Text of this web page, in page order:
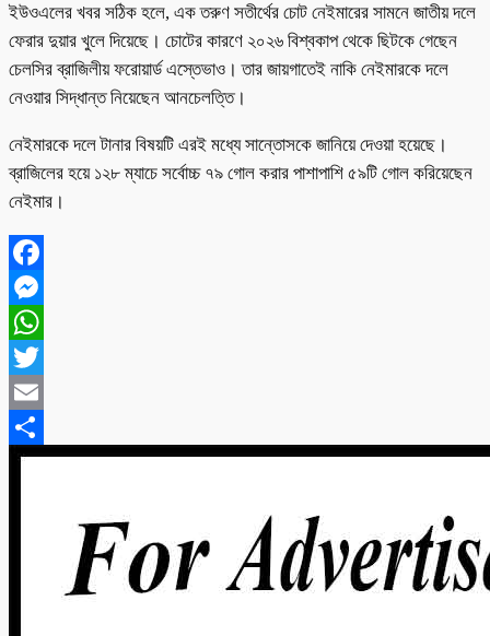
ইউওএলের খবর সঠিক হলে, এক তরুণ সতীর্থের চোট নেইমারের সামনে জাতীয় দলে
ফেরার দুয়ার খুলে দিয়েছে। চোটের কারণে ২০২৬ বিশ্বকাপ থেকে ছিটকে গেছেন
চেলসির ব্রাজিলীয় ফরোয়ার্ড এস্তেভাও। তার জায়গাতেই নাকি নেইমারকে দলে
নেওয়ার সিদ্ধান্ত নিয়েছেন আনচেলত্তি।
নেইমারকে দলে টানার বিষয়টি এরই মধ্যে সান্তোসকে জানিয়ে দেওয়া হয়েছে।
ব্রাজিলের হয়ে ১২৮ ম্যাচে সর্বোচ্চ ৭৯ গোল করার পাশাপাশি ৫৯টি গোল করিয়েছেন
নেইমার।
Facebook
Messenger
WhatsApp
Twitter
Email
Share